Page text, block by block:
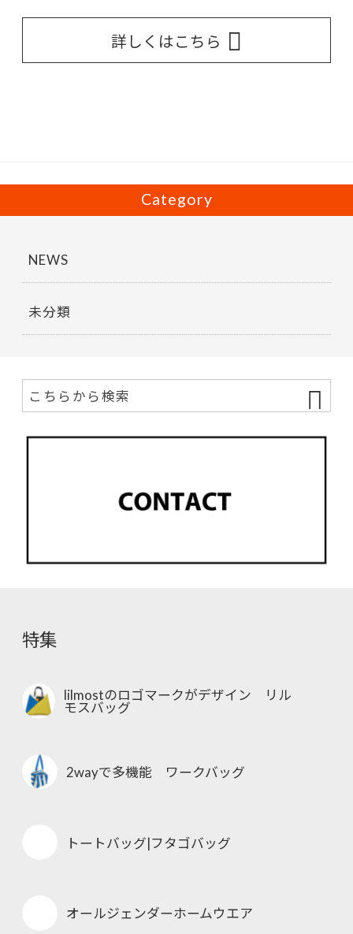
詳しくはこちら
Category
NEWS
未分類
特集
lilmostのロゴマークがデザイン リル
モスバッグ
2wayで多機能 ワークバッグ
トートバッグ|フタゴバッグ
オールジェンダーホームウエア